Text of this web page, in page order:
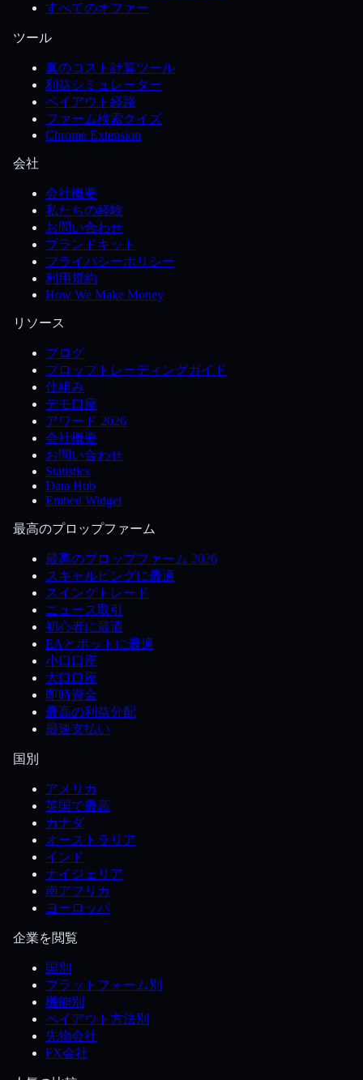
すべてのオファー
ツール
真のコスト計算ツール
利益シミュレーター
ペイアウト経路
ファーム検索クイズ
Chrome Extension
会社
会社概要
私たちの経験
お問い合わせ
ブランドキット
プライバシーポリシー
利用規約
How We Make Money
リソース
ブログ
プロップトレーディングガイド
仕組み
デモ口座
アワード 2026
会社概要
お問い合わせ
Statistics
Data Hub
Embed Widget
最高のプロップファーム
最高のプロップファーム 2026
スキャルピングに最適
スイングトレード
ニュース取引
初心者に最適
EAとボットに最適
小口口座
大口口座
即時資金
最高の利益分配
最速支払い
国別
アメリカ
英国で最高
カナダ
オーストラリア
インド
ナイジェリア
南アフリカ
ヨーロッパ
企業を閲覧
国別
プラットフォーム別
機能別
ペイアウト方法別
先物会社
FX会社